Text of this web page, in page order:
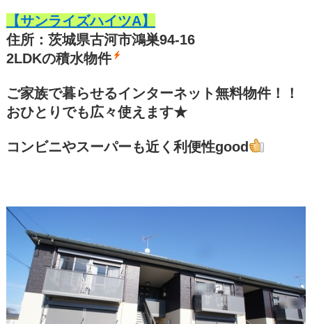
【サンライズハイツA】
住所：茨城県古河市鴻巣94-16
2LDKの積水物件
ご家族で暮らせるインターネット無料物件！！
おひとりでも広々使えます★
コンビニやスーパーも近く利便性good